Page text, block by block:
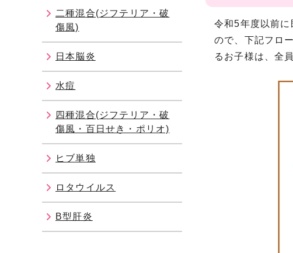
令和5年度以前
ので、下記フロ
るお子様は、全
二種混合(ジフテリア・破
傷風)
日本脳炎
水痘
四種混合(ジフテリア・破
傷風・百日せき・ポリオ)
ヒブ単独
ロタウイルス
B型肝炎